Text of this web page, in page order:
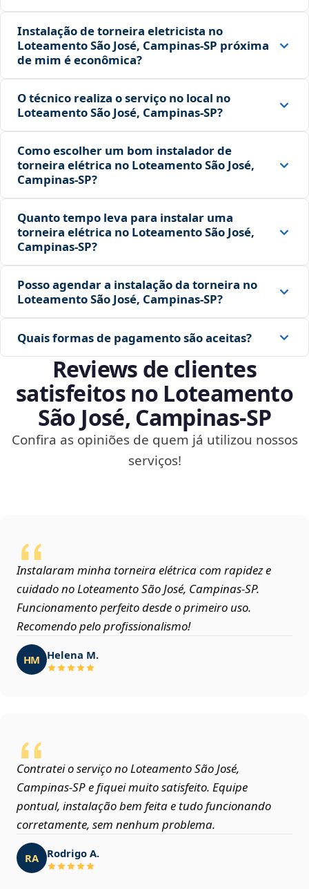
Instalação de torneira eletricista no
Loteamento São José, Campinas‑SP próxima
de mim é econômica?
O técnico realiza o serviço no local no
Loteamento São José, Campinas‑SP?
Como escolher um bom instalador de
torneira elétrica no Loteamento São José,
Campinas‑SP?
Quanto tempo leva para instalar uma
torneira elétrica no Loteamento São José,
Campinas‑SP?
Posso agendar a instalação da torneira no
Loteamento São José, Campinas‑SP?
Quais formas de pagamento são aceitas?
Reviews de clientes
satisfeitos no Loteamento
São José, Campinas‑SP
Confira as opiniões de quem já utilizou nossos
serviços!
Instalaram minha torneira elétrica com rapidez e
cuidado no Loteamento São José, Campinas‑SP.
Funcionamento perfeito desde o primeiro uso.
Recomendo pelo profissionalismo!
HM Helena M.
Contratei o serviço no Loteamento São José,
Campinas‑SP e fiquei muito satisfeito. Equipe
pontual, instalação bem feita e tudo funcionando
corretamente, sem nenhum problema.
RA Rodrigo A.